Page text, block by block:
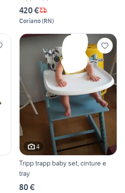
420 €
Coriano(RN)
4
Tripp trapp baby set, cinture e
tray
80 €